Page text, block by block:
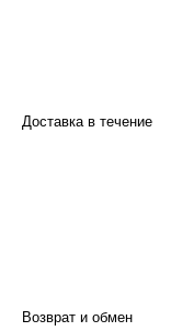
Доставка в течение
Возврат и обмен